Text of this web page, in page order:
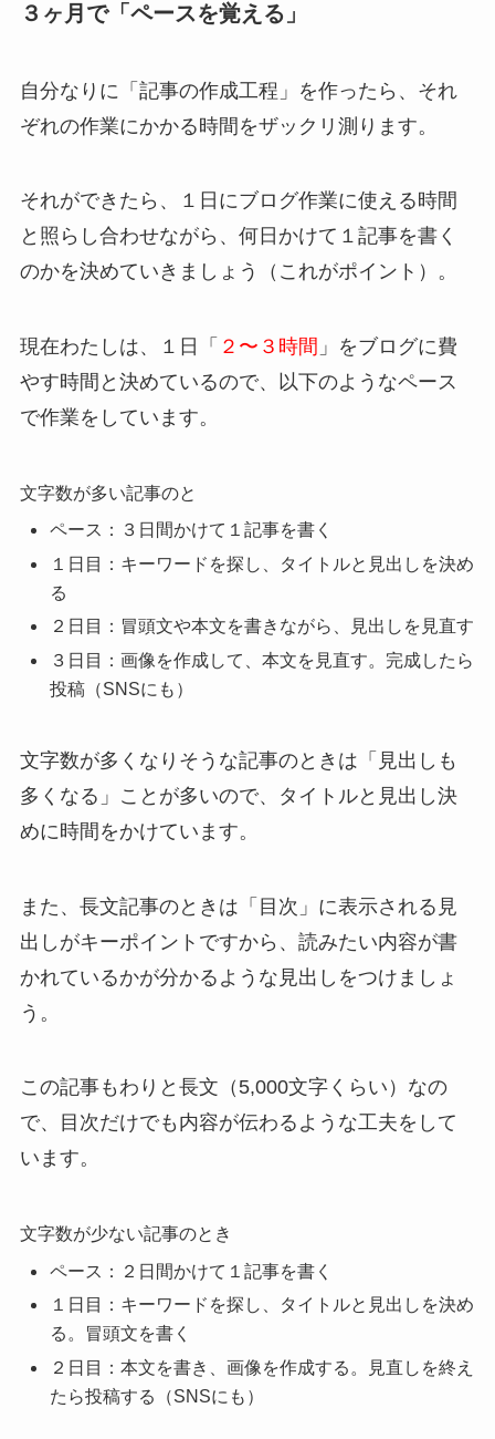
３ヶ月で「ペースを覚える」
自分なりに「記事の作成工程」を作ったら、それ
ぞれの作業にかかる時間をザックリ測ります。
それができたら、１日にブログ作業に使える時間
と照らし合わせながら、 何日かけて１記事を書く
のかを決めていきましょう
（これがポイント）。
現在わたしは、１日「 ２〜３時間 」をブログに費
やす時間と決めているので、以下のようなペース
で作業をしています。
文字数が多い記事のと
ペース：３日間かけて１記事を書く
１日目：キーワードを探し、タイトルと見出しを決め
る
２日目：冒頭文や本文を書きながら、見出しを見直す
３日目：画像を作成して、本文を見直す。完成したら
投稿（SNSにも）
文字数が多くなりそうな記事のときは「見出しも
多くなる」ことが多いので、タイトルと見出し決
めに時間をかけています。
また、長文記事のときは 「目次」に表示される見
出しがキーポイント ですから、読みたい内容が書
かれているかが分かるような見出しをつけましょ
う。
この記事もわりと長文（5,000文字くらい）なの
で、目次だけでも内容が伝わるような工夫をして
います。
文字数が少ない記事のとき
ペース：２日間かけて１記事を書く
１日目：キーワードを探し、タイトルと見出しを決め
る。冒頭文を書く
２日目：本文を書き、画像を作成する。見直しを終え
たら投稿する（SNSにも）